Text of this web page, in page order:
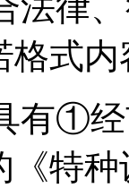
法律
格式
有①
《特